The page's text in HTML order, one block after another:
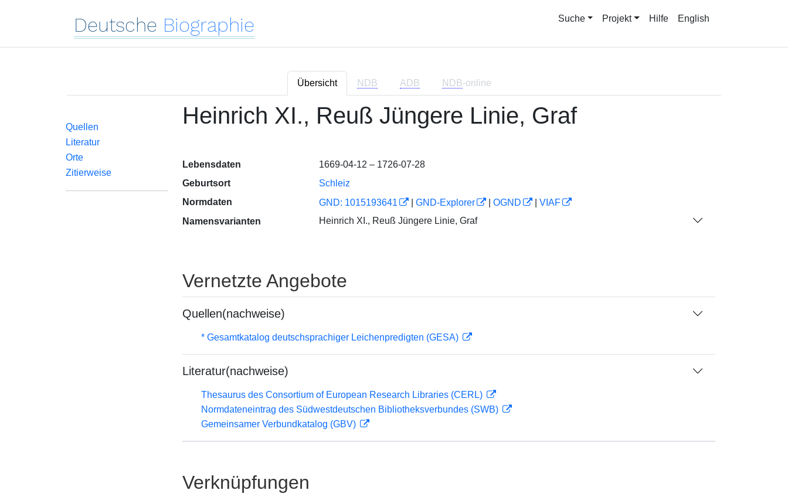
Deutsche Biographie Suche Projekt Hilfe English
Übersicht NDB ADB NDB-online
Quellen
Literatur
Orte
Zitierweise
Heinrich XI., Reuß Jüngere Linie, Graf
Lebensdaten
1669-04-12 – 1726-07-28
Geburtsort
Schleiz
Normdaten
GND: 1015193641 GND-Explorer OGND
VIAF
Namensvarianten
Heinrich XI., Reuß Jüngere Linie, Graf
Vernetzte Angebote
Quellen(nachweise)
* Gesamtkatalog deutschsprachiger Leichenpredigten (GESA)
Literatur(nachweise)
Thesaurus des Consortium of European Research Libraries (CERL)
Normdateneintrag des Südwestdeutschen Bibliotheksverbundes (SWB)
Gemeinsamer Verbundkatalog (GBV)
Verknüpfungen